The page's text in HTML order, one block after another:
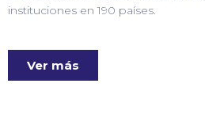
instituciones en 190 países.
Ver más